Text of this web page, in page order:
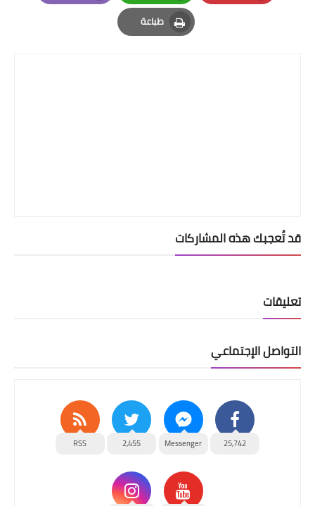
Pinterest
Whatsapp
Email
طباعة
Print
قد تُعجبك هذه المشاركات
تعليقات
التواصل الإجتماعي
25,742
Messenger
2,455
RSS